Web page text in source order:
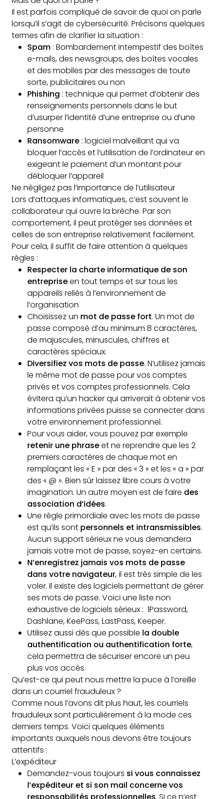
Il est parfois compliqué de savoir de quoi on parle
lorsqu’il s’agit de cybersécurité. Précisons quelques
termes afin de clarifier la situation :
Spam : Bombardement intempestif des boîtes
e-mails, des newsgroups, des boîtes vocales
et des mobiles par des messages de toute
sorte, publicitaires ou non
Phishing : technique qui permet d’obtenir des
renseignements personnels dans le but
d’usurper l’identité d’une entreprise ou d’une
personne
Ransomware : logiciel malveillant qui va
bloquer l’accès et l’utilisation de l’ordinateur en
exigeant le paiement d’un montant pour
débloquer l’appareil
Ne négligez pas l’importance de l’utilisateur
Lors d’attaques informatiques, c’est souvent le
collaborateur qui ouvre la brèche. Par son
comportement, il peut protéger ses données et
celles de son entreprise relativement facilement.
Pour cela, il suffit de faire attention à quelques
règles :
Respecter la charte informatique de son
entrepriseen tout temps et sur tous les
appareils reliés à l’environnement de
l’organisation
Choisissez un mot de passe fort. Un mot de
passe composé d’au minimum 8 caractères,
de majuscules, minuscules, chiffres et
caractères spéciaux.
Diversifiez vos mots de passe. N’utilisez jamais
le même mot de passe pour vos comptes
privés et vos comptes professionnels. Cela
évitera qu’un hacker qui arriverait à obtenir vos
informations privées puisse se connecter dans
votre environnement professionnel.
Pour vous aider, vous pouvez par exemple
retenir une phraseet ne reprendre que les 2
premiers caractères de chaque mot en
remplaçant les « E » par des « 3 » et les « a » par
des « @ ». Bien sûr laissez libre cours à votre
imagination. Un autre moyen est de faire des
association d’idées.
Une règle primordiale avec les mots de passe
est qu’ils sont personnels et intransmissibles.
Aucun support sérieux ne vous demandera
jamais votre mot de passe, soyez-en certains.
N’enregistrez jamais vos mots de passe
dans votre navigateur, il est très simple de les
voler. Il existe des logiciels permettant de gérer
ses mots de passe. Voici une liste non
exhaustive de logiciels sérieux : 1Password,
Dashlane, KeePass, LastPass, Keeper.
Utilisez aussi dès que possible la double
authentification ou authentification forte,
cela permettra de sécuriser encore un peu
plus vos accès.
Qu’est-ce qui peut nous mettre la puce à l’oreille
dans un courriel frauduleux ?
Comme nous l’avons dit plus haut, les courriels
frauduleux sont particulièrement à la mode ces
derniers temps. Voici quelques éléments
importants auxquels nous devons être toujours
attentifs :
L’expéditeur
Demandez-vous toujours si vous connaissez
l’expéditeur et si son mail concerne vos